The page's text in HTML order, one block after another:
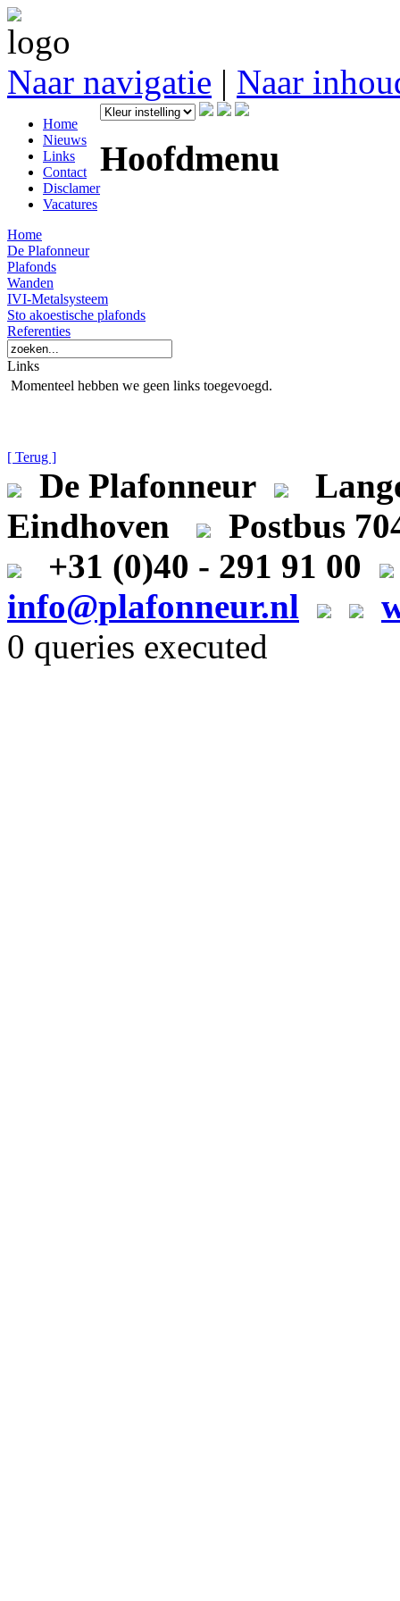
Naar navigatie | Naar
Home
Nieuws
Links
Contact
Disclamer
Vacatures
Hoofdmenu
Home
De Plafonneur
Plafonds
Wanden
IVI-Metalsysteem
Sto akoestische plafonds
Referenties
Links
Momenteel hebben we geen links toegevoegd.
[ Terug ]
De Plafonneur
Eindhoven
Postbus
+31 (0)40 - 291 91 00
info@plafonneur.nl
0 queries executed